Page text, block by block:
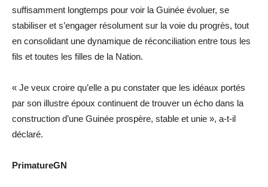
suffisamment longtemps pour voir la Guinée évoluer, se
stabiliser et s’engager résolument sur la voie du progrès, tout
en consolidant une dynamique de réconciliation entre tous les
fils et toutes les filles de la Nation.
« Je veux croire qu’elle a pu constater que les idéaux portés
par son illustre époux continuent de trouver un écho dans la
construction d’une Guinée prospère, stable et unie », a-t-il
déclaré.
PrimatureGN